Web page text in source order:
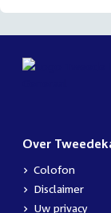
Over
Colofon
Disclaimer
Uw privacy